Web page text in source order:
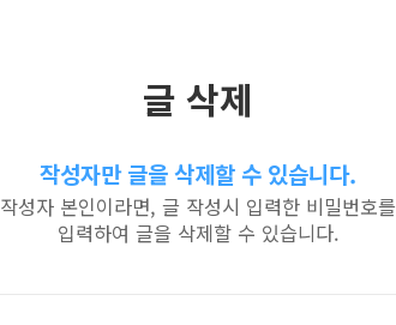
글 삭제
작성자만 글을 삭제할 수 있습니다.
작성자 본인이라면, 글 작성시 입력한 비밀번호를
입력하여 글을 삭제할 수 있습니다.